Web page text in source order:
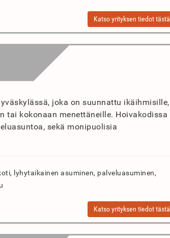
Katso yrityksen tiedot tästä
joka on suunnattu ikäihmisille,
kokonaan menettäneille. Hoivakodissa
sekä monipuolisia
lyhytaikainen asuminen, palveluasuminen,
Katso yrityksen tiedot tästä